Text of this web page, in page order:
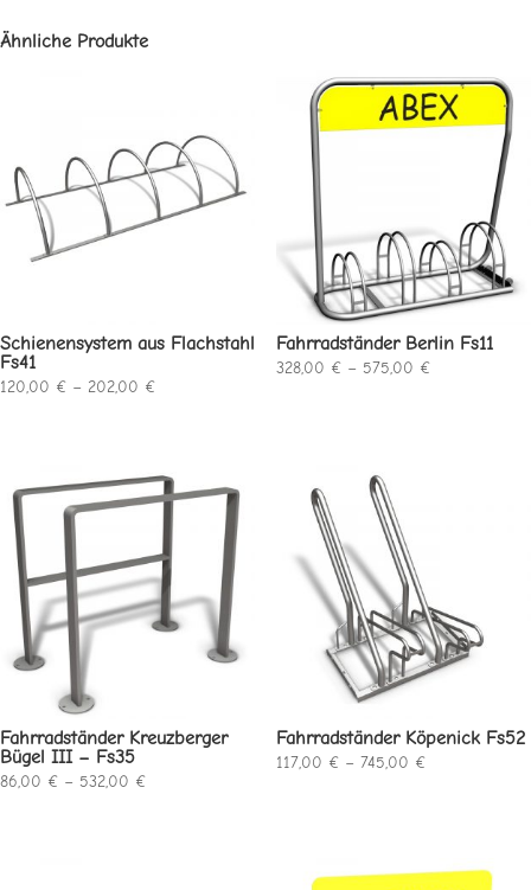
Ähnliche Produkte
Schienensystem aus Flachstahl
Fs41
120,00 € – 202,00 €Preisspanne:
202,00 €
Fahrradständer Berlin Fs11
328,00 € – 575,00 €Preisspanne:
Fahrradständer Kreuzberger
Bügel III – Fs35
86,00 € – 532,00 €Preisspanne:
Fahrradständer Köpenick Fs52
117,00 € – 745,00 €Preisspanne: